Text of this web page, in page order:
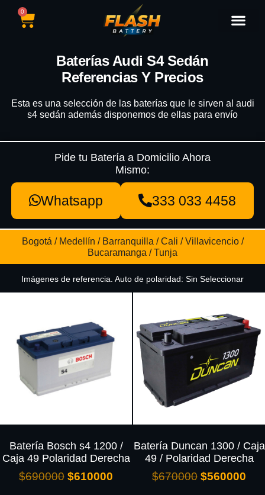
0
Baterías Audi S4 Sedán
Referencias Y Precios
Esta es una selección de las baterías que le sirven al audi
s4 sedán además disponemos de ellas para envío
Pide tu Batería a Domicilio Ahora
Mismo:
Whatsapp 333 033 4458
Bogotá / Medellín / Barranquilla / Cali / Villavicencio /
Bucaramanga / Tunja
Imágenes de referencia. Auto de polaridad: Sin Seleccionar
Batería Bosch s4 1200 /
Caja 49 Polaridad Derecha
$690000 $610000
Batería Duncan 1300 / Caja
49 / Polaridad Derecha
$670000 $560000